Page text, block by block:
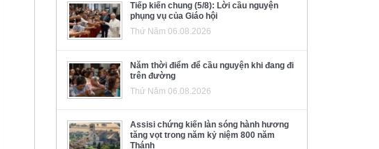
Tiếp kiến chung (5/8): Lời cầu nguyện
phụng vụ của Giáo hội
Thứ Năm 06.08.2026
Năm thời điểm để cầu nguyện khi đang đi
trên đường
Thứ Năm 06.08.2026
Assisi chứng kiến làn sóng hành hương
tăng vọt trong năm kỷ niệm 800 năm
Thánh